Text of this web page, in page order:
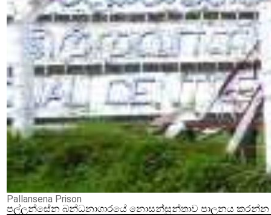
Pallansena Prison
පල්ලන්සේන බන්ධනාගාරයේ නොසන්සුන්තාව පාලනය කරන්න